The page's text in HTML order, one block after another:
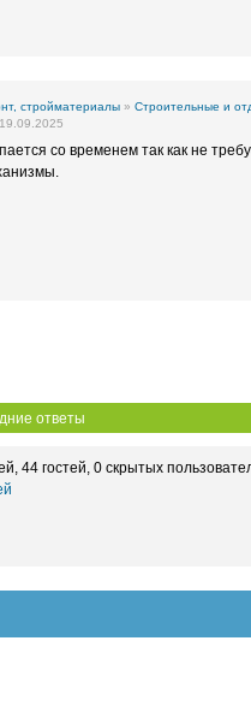
стройматериалы » Строительные и
со временем так как не
ответы
44 гостей, 0 скрытых